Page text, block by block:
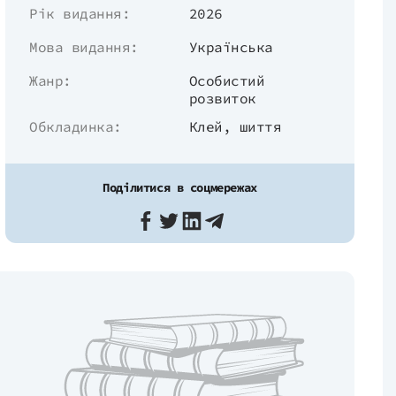
Рік видання:
2026
Мова видання:
Українська
Жанр:
Особистий
розвиток
Обкладинка:
Клей, шиття
Поділитися в соцмережах